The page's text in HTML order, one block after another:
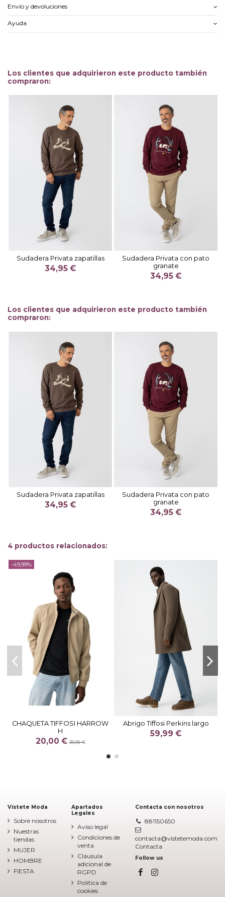
Envío y devoluciones
Ayuda
Los clientes que adquirieron este producto también
compraron:
Sudadera Privata zapatillas
34,95 €
Sudadera Privata con pato
granate
34,95 €
Los clientes que adquirieron este producto también
compraron:
Sudadera Privata zapatillas
34,95 €
Sudadera Privata con pato
granate
34,95 €
4 productos relacionados:
-49,99%
CHAQUETA TIFFOSI HARROW
H
20,00 €39,99 €
Abrigo Tiffosi Perkins largo
59,99 €
Vístete Moda
Sobre nosotros
Nuestras
tiendas
MUJER
HOMBRE
FIESTA
Apartados
Legales
Aviso legal
Condiciones de
venta
Cláusula
adicional de
RGPD
Política de
cookies
Contacta con nosotros
881150650
contacta@vistetemoda.com
Contacta
Follow us